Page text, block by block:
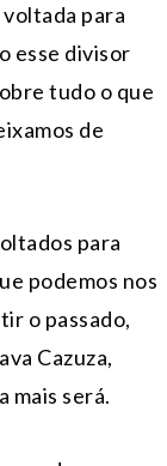
para
esse divisor
tudo o que
de
para
podemos nos
o passado,
Cazuza,
mais será.